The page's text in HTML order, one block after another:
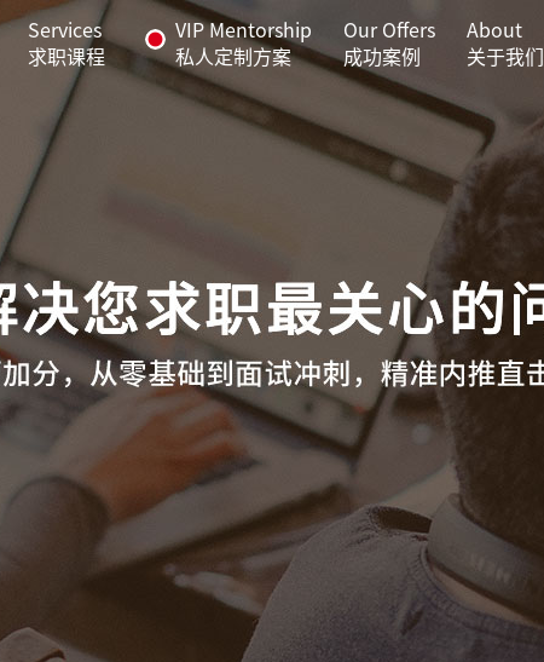
Services
求职课程
VIP Mentorship
私人定制方案
Our Offers
成功案例
About
关于我们